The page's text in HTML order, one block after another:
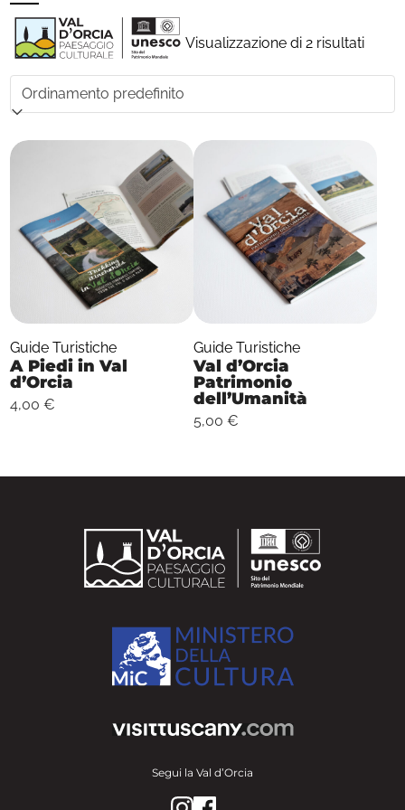
Skip
content
Open
mobile
menu
Close
mobile
menu
Visualizzazione di 2 risultati
Guide Turistiche
A Piedi in Val
d’Orcia
4,00€
Guide Turistiche
Val d’Orcia
Patrimonio
dell’Umanità
5,00 €
Segui la Val d’Orcia